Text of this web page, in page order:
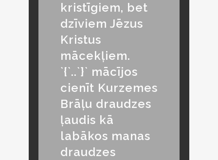
kristīgiem, bet
dzīviem Jēzus
Kristus
mācekļiem.
`{`..`}` mācījos
cienīt Kurzemes
Brāļu draudzes
ļaudis kā
labākos manas
draudzes